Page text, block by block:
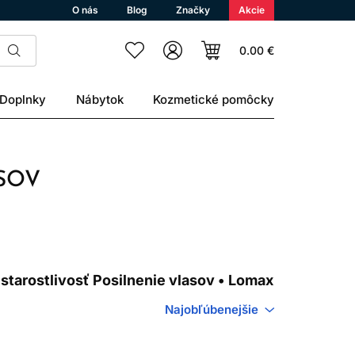
O nás Blog Značky Akcie
0.00 €
Doplnky Nábytok Kozmetické pomôcky
Posilnenie vlasov • Lomax
Najobľúbenejšie